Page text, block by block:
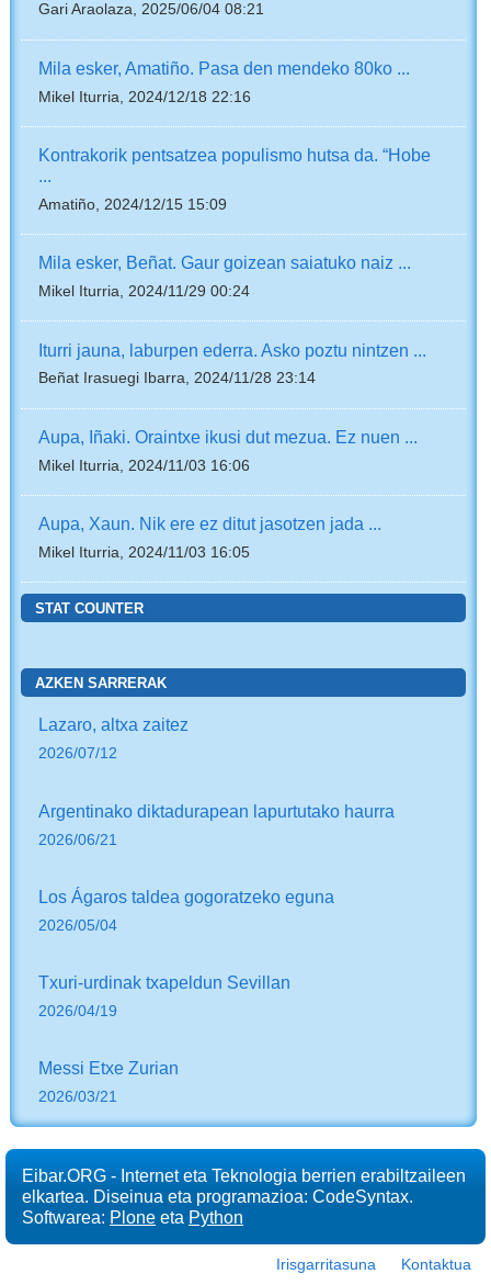
Gari Araolaza, 2025/06/04 08:21
Mila esker, Amatiño. Pasa den mendeko 80ko ...
Mikel Iturria, 2024/12/18 22:16
Kontrakorik pentsatzea populismo hutsa da. “Hobe
...
Amatiño, 2024/12/15 15:09
Mila esker, Beñat. Gaur goizean saiatuko naiz ...
Mikel Iturria, 2024/11/29 00:24
Iturri jauna, laburpen ederra. Asko poztu nintzen ...
Beñat Irasuegi Ibarra, 2024/11/28 23:14
Aupa, Iñaki. Oraintxe ikusi dut mezua. Ez nuen ...
Mikel Iturria, 2024/11/03 16:06
Aupa, Xaun. Nik ere ez ditut jasotzen jada ...
Mikel Iturria, 2024/11/03 16:05
STAT COUNTER
AZKEN SARRERAK
Lazaro, altxa zaitez
2026/07/12
Argentinako diktadurapean lapurtutako haurra
2026/06/21
Los Ágaros taldea gogoratzeko eguna
2026/05/04
Txuri-urdinak txapeldun Sevillan
2026/04/19
Messi Etxe Zurian
2026/03/21
Eibar.ORG - Internet eta Teknologia berrien erabiltzaileen
elkartea. Diseinua eta programazioa: CodeSyntax.
Softwarea: Plone eta Python
Irisgarritasuna Kontaktua